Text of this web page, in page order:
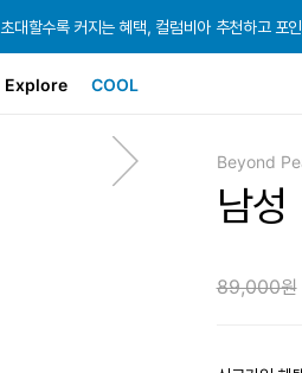
초대할수록 커지는 혜택, 컬럼비아 추천하고 포
초대할수록 커지는 혜택, 컬럼비아 추천하고 포
초대할수록 커지는 혜택, 컬럼비아 추천하고 포
Explore COOL
Beyond
남
89,000원